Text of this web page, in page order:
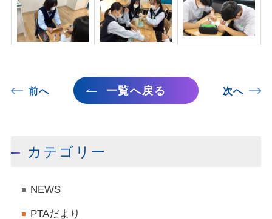
前へ 次へ
一覧へ戻る
カテゴリー
NEWS
PTAだより